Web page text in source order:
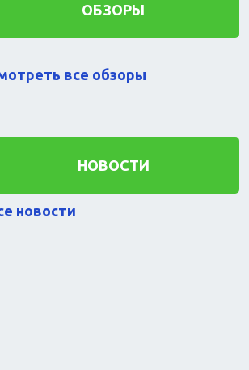
ОБЗОРЫ
все обзоры
НОВОСТИ
новости